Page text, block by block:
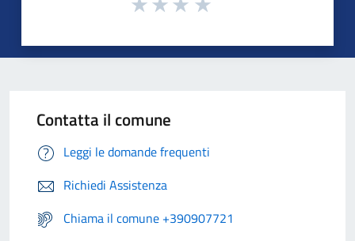
Contatta il comune
Leggi le domande frequenti
Richiedi Assistenza
Chiama il comune +390907721